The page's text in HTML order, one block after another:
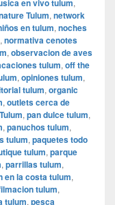
en vivo tulum
Tulum, network
en tulum, noches
, normativa cenotes
, observacion de aves
tulum, off the
, opiniones tulum,
tulum, organic
, outlets cerca de
, pan dulce tulum,
, panuchos tulum,
tulum, paquetes todo
tulum, parque
, parrillas tulum,
en la costa tulum,
tulum,
tulum, pesca